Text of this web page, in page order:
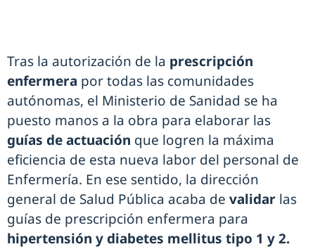
Tras la autorización de la prescripción
enfermera por todas las comunidades
autónomas, el Ministerio de Sanidad se ha
puesto manos a la obra para elaborar las
guías de actuación que logren la máxima
eficiencia de esta nueva labor del personal de
Enfermería. En ese sentido, la dirección
general de Salud Pública acaba de validar las
guías de prescripción enfermera para
hipertensión y diabetes mellitus tipo 1 y 2.